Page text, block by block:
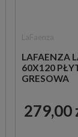
LAFAENZA
60X120
GRESOWA
279,00